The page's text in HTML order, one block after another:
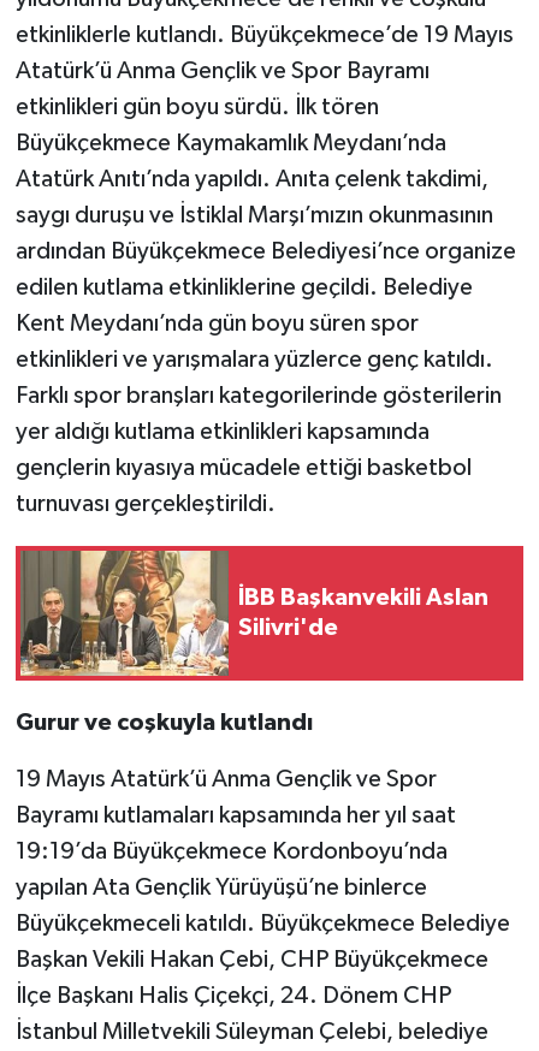
etkinliklerle kutlandı. Büyükçekmece’de 19 Mayıs
Atatürk’ü Anma Gençlik ve Spor Bayramı
etkinlikleri gün boyu sürdü. İlk tören
Büyükçekmece Kaymakamlık Meydanı’nda
Atatürk Anıtı’nda yapıldı. Anıta çelenk takdimi,
saygı duruşu ve İstiklal Marşı’mızın okunmasının
ardından Büyükçekmece Belediyesi’nce organize
edilen kutlama etkinliklerine geçildi. Belediye
Kent Meydanı’nda gün boyu süren spor
etkinlikleri ve yarışmalara yüzlerce genç katıldı.
Farklı spor branşları kategorilerinde gösterilerin
yer aldığı kutlama etkinlikleri kapsamında
gençlerin kıyasıya mücadele ettiği basketbol
turnuvası gerçekleştirildi.
İBB Başkanvekili Aslan
Silivri'de
Gurur ve coşkuyla kutlandı
19 Mayıs Atatürk’ü Anma Gençlik ve Spor
Bayramı kutlamaları kapsamında her yıl saat
19:19’da Büyükçekmece Kordonboyu’nda
yapılan Ata Gençlik Yürüyüşü’ne binlerce
Büyükçekmeceli katıldı. Büyükçekmece Belediye
Başkan Vekili Hakan Çebi, CHP Büyükçekmece
İlçe Başkanı Halis Çiçekçi, 24. Dönem CHP
İstanbul Milletvekili Süleyman Çelebi, belediye